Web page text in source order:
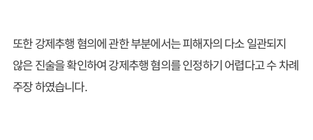
또한 강제추행 혐의에 관한 부분에서는 피해자의 다소 일관되지
않은 진술을 확인하여 강제추행 혐의를 인정하기 어렵다고 수 차례
주장 하였습니다.